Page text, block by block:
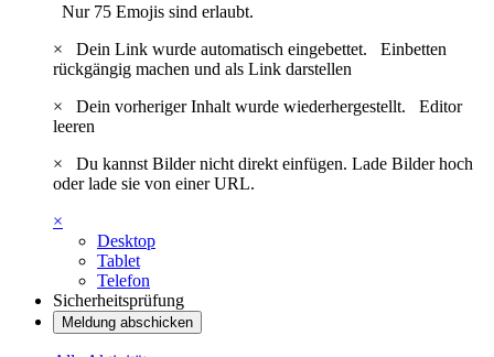
Nur 75 Emojis sind erlaubt.
×
Dein Link wurde automatisch eingebettet. Einbetten
rückgängig machen und als Link darstellen
×
Dein vorheriger Inhalt wurde wiederhergestellt. Editor
leeren
×
Du kannst Bilder nicht direkt einfügen. Lade Bilder hoch
oder lade sie von einer URL.
×
Desktop
Tablet
Telefon
Sicherheitsprüfung
Meldung abschicken